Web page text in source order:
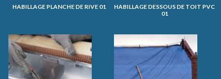
HABILLAGE PLANCHE DE RIVE 01
HABILLAGE DESSOUS DE TOIT PVC
01